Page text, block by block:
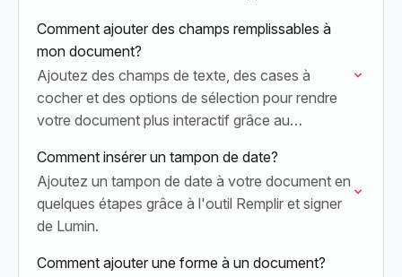
Comment ajouter des champs remplissables à
mon document?
Ajoutez des champs de texte, des cases à
cocher et des options de sélection pour rendre
votre document plus interactif grâce au
Comment insérer un tampon de date?
Ajoutez un tampon de date à votre document en
quelques étapes grâce à l'outil Remplir et signer
de Lumin.
Comment ajouter une forme à un document?